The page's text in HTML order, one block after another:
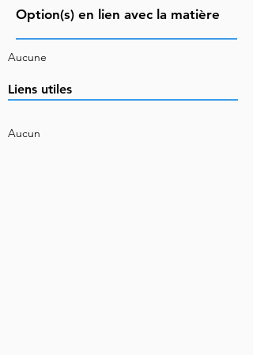
Option(s) en lien avec la matière
Aucune
Liens utiles
Aucun